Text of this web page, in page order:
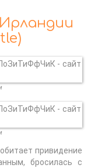
привидение
бросилась с